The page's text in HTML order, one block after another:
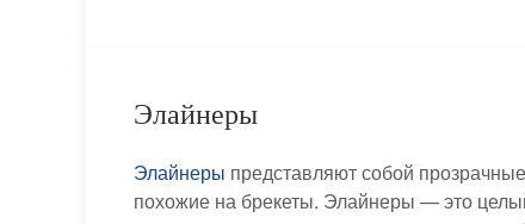
Элайнеры
Элайнеры представляют собой
похожие на брекеты. Элайнеры — это